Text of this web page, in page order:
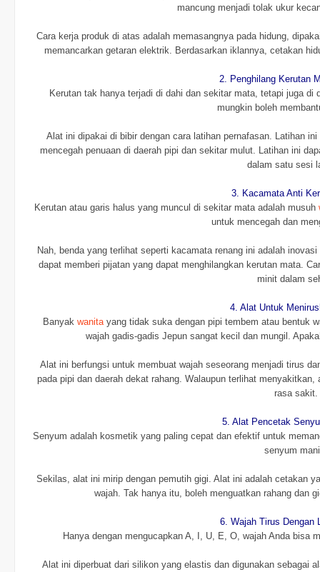
mancung menjadi tolak ukur
Cara kerja produk di atas adalah memasangnya pada hidung,
memancarkan getaran elektrik. Berdasarkan iklannya, cetakan
2. Penghilang Kerutan
Kerutan tak hanya terjadi di dahi dan sekitar mata, tetapi juga
mungkin boleh
Alat ini dipakai di bibir dengan cara latihan pernafasan. Latihan
mencegah penuaan di daerah pipi dan sekitar mulut. Latihan ini
dalam satu sesi
3. Kacamata Anti
Kerutan atau garis halus yang muncul di sekitar mata adalah musuh
untuk mencegah dan
Nah, benda yang terlihat seperti kacamata renang ini adalah
dapat memberi pijatan yang dapat menghilangkan kerutan mata.
minit dalam
4. Alat Untuk
Banyak wanita yang tidak suka dengan pipi tembem atau bentuk
wajah gadis-gadis Jepun sangat kecil dan mungil.
Alat ini berfungsi untuk membuat wajah seseorang menjadi tirus
pada pipi dan daerah dekat rahang. Walaupun terlihat
rasa sakit.
5. Alat Pencetak
Senyum adalah kosmetik yang paling cepat dan efektif untuk
senyum
Sekilas, alat ini mirip dengan pemutih gigi. Alat ini adalah cetakan
wajah. Tak hanya itu, boleh menguatkan rahang dan
6. Wajah Tirus Dengan
Hanya dengan mengucapkan A, I, U, E, O, wajah Anda bisa
Alat ini diperbuat dari silikon yang elastis dan digunakan sebagai